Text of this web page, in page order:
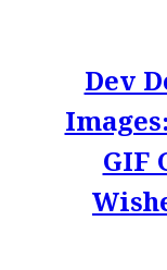
Dev
Images:
GIF